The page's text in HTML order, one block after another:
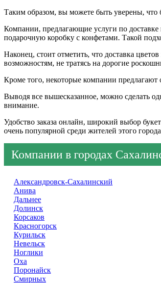
Таким образом, вы можете быть уверены, что
Компании, предлагающие услуги по
подарочную коробку с конфетами. Такой
Наконец, стоит отметить, что доставка
возможностям, не тратясь на дорогие
Кроме того, некоторые компании предлагают
Выводя все вышесказанное, можно сделать
внимание.
Удобство заказа онлайн, широкий выбор
очень популярной среди жителей этого
Компании в городах
Александровск-Сахалинский
Анива
Дальнее
Долинск
Корсаков
Красногорск
Курильск
Невельск
Ноглики
Оха
Поронайск
Смирных